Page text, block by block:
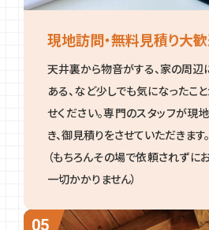
現地訪問・無料見積り大歓
天井裏から物音がする、家の周辺
ある、など少しでも気になったこ
せください。専門のスタッフが現
き、御見積りをさせていただきます。
（もちろんその場で依頼されずに
一切かかりません）